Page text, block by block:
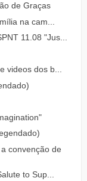
de Graças
na cam...
11.08 "Jus...
videos dos b...
convenção de
to Sup...